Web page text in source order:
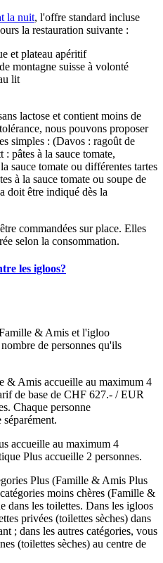
la nuit, l'offre standard incluse
la restauration suivante :
et plateau apéritif
montagne suisse à volonté
lit
lactose et contient moins de
nous pouvons proposer
simples : (Davos : ragoût de
pâtes à la sauce tomate,
sauce tomate ou différentes tartes
à la sauce tomate ou soupe de
doit être indiqué dès la
commandées sur place. Elles
selon la consommation.
les igloos?
& Amis et l'igloo
de personnes qu'ils
& Amis accueille au maximum 4
de base de CHF 627.- / EUR
Chaque personne
accueille au maximum 4
Plus accueille 2 personnes.
Plus (Famille & Amis Plus
moins chères (Famille &
dans les toilettes. Dans les igloos
privées (toilettes sèches) dans
; dans les autres catégories, vous
(toilettes sèches) au centre de